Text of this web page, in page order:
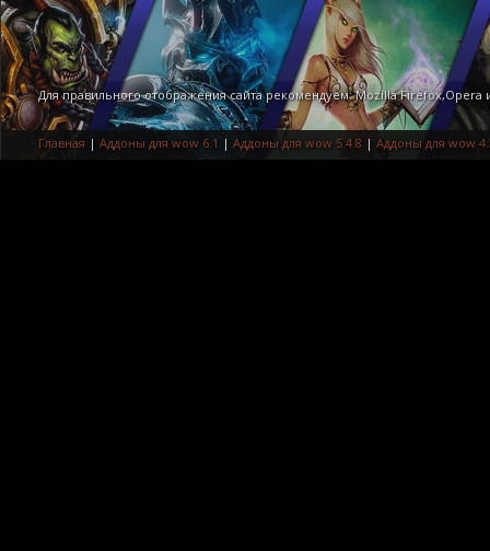
Для правильного отображения сайта рекомендуем: Mozilla Firefox,Opera
Главная | Аддоны для wow 6.1 | Аддоны для wow 5.4.8 | Аддоны для wow